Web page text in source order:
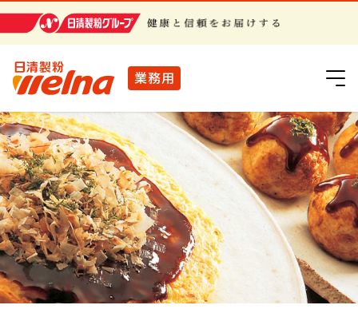
業務用
日清製粉グループ